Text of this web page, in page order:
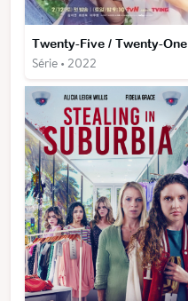
Twenty-Five / Twenty-One
Série • 2022